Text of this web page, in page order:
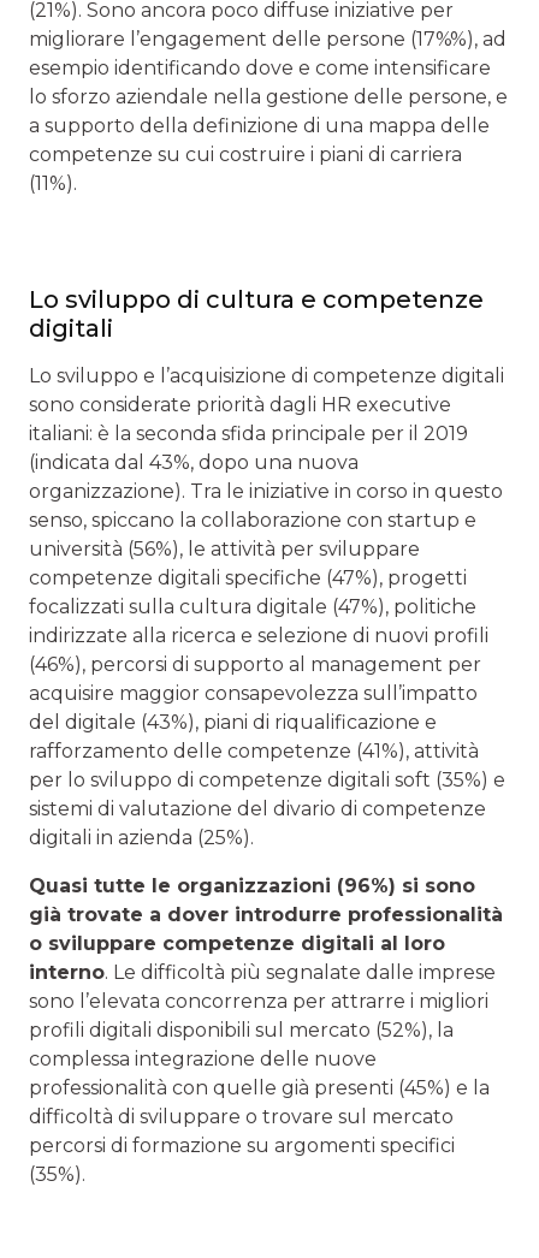
(21%). Sono ancora poco diffuse iniziative per
migliorare l’engagement delle persone (17%%), ad
esempio identificando dove e come intensificare
lo sforzo aziendale nella gestione delle persone, e
a supporto della definizione di una mappa delle
competenze su cui costruire i piani di carriera
(11%).
Lo sviluppo di cultura e competenze
digitali
Lo sviluppo e l’acquisizione di competenze digitali
sono considerate priorità dagli HR executive
italiani: è la seconda sfida principale per il 2019
(indicata dal 43%, dopo una nuova
organizzazione). Tra le iniziative in corso in questo
senso, spiccano la collaborazione con startup e
università (56%), le attività per sviluppare
competenze digitali specifiche (47%), progetti
focalizzati sulla cultura digitale (47%), politiche
indirizzate alla ricerca e selezione di nuovi profili
(46%), percorsi di supporto al management per
acquisire maggior consapevolezza sull’impatto
del digitale (43%), piani di riqualificazione e
rafforzamento delle competenze (41%), attività
per lo sviluppo di competenze digitali soft (35%) e
sistemi di valutazione del divario di competenze
digitali in azienda (25%).
Quasi tutte le organizzazioni (96%) si sono
già trovate a dover introdurre professionalità
o sviluppare competenze digitali al loro
interno. Le difficoltà più segnalate dalle imprese
sono l’elevata concorrenza per attrarre i migliori
profili digitali disponibili sul mercato (52%), la
complessa integrazione delle nuove
professionalità con quelle già presenti (45%) e la
difficoltà di sviluppare o trovare sul mercato
percorsi di formazione su argomenti specifici
(35%).